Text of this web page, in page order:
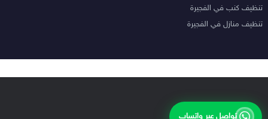
تنظيف كنب في الفجيرة
تنظيف منازل في الفجيرة
تواصل عبر واتساب